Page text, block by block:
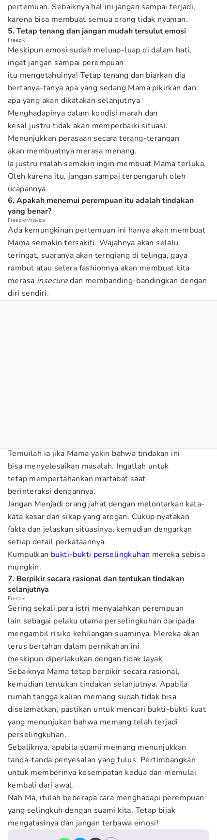
pertemuan. Sebaiknya hal ini jangan sampai terjadi,
karena bisa membuat semua orang tidak nyaman.
5. Tetap tenang dan jangan mudah tersulut emosi
Freepik
Meskipun emosi sudah meluap-luap di dalam hati,
ingat jangan sampai perempuan
itu mengetahuinya! Tetap tenang dan biarkan dia
bertanya-tanya apa yang sedang Mama pikirkan dan
apa yang akan dikatakan selanjutnya
Menghadapinya dalam kondisi marah dan
kesal justru tidak akan memperbaiki situasi.
Menunjukkan perasaan secara terang-terangan
akan membuatnya merasa menang.
Ia justru malah semakin ingin membuat Mama terluka.
Oleh karena itu, jangan sampai terpengaruh oleh
ucapannya.
6. Apakah menemui perempuan itu adalah tindakan
yang benar?
Freepik/Mrzivica
Ada kemungkinan pertemuan ini hanya akan membuat
Mama semakin tersakiti. Wajahnya akan selalu
teringat, suaranya akan terngiang di telinga, gaya
rambut atau selera fashionnya akan membuat kita
merasa insecuredan membanding-bandingkan dengan
diri sendiri.
Temuilah ia jika Mama yakin bahwa tindakan ini
bisa menyelesaikan masalah. Ingatlah untuk
tetap mempertahankan martabat saat
berinteraksi dengannya.
Jangan Menjadi orang jahat dengan melontarkan kata-
kata kasar dan sikap yang arogan. Cukup nyatakan
fakta dan jelaskan situasinya, kemudian dengarkan
setiap detail perkataannya.
Kumpulkan bukti-bukti perselingkuhan mereka sebisa
mungkin.
7. Berpikir secara rasional dan tentukan tindakan
selanjutnya
Freepik
Sering sekali para istri menyalahkan perempuan
lain sebagai pelaku utama perselingkuhan daripada
mengambil risiko kehilangan suaminya. Mereka akan
terus bertahan dalam pernikahan ini
meskipun diperlakukan dengan tidak layak.
Sebaiknya Mama tetap berpikir secara rasional,
kemudian tentukan tindakan selanjutnya. Apabila
rumah tangga kalian memang sudah tidak bisa
diselamatkan, pastikan untuk mencari bukti-bukti kuat
yang menunjukan bahwa memang telah terjadi
perselingkuhan.
Sebaliknya, apabila suami memang menunjukkan
tanda-tanda penyesalan yang tulus. Pertimbangkan
untuk memberinya kesempatan kedua dan memulai
kembali dari awal.
Nah Ma, itulah beberapa cara menghadapi perempuan
yang selingkuh dengan suami kita. Tetap bijak
mengatasinya dan jangan terbawa emosi!